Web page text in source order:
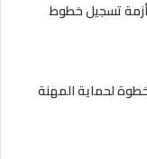
تسجيل خطوط
خطوة لحماية المهنة